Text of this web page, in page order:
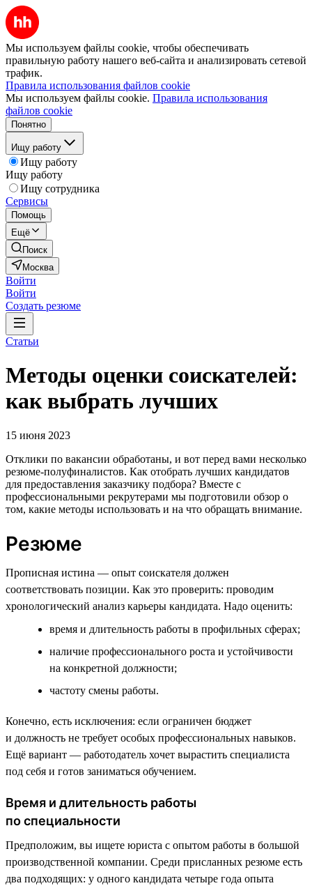
Мы используем файлы cookie, чтобы обеспечивать
правильную работу нашего веб-сайта и анализировать сетевой
трафик.
Правила использования файлов cookie
Мы используем файлы cookie. Правила использования
файлов cookie
Понятно
Ищу работу
Ищу работу
Ищу работу
Ищу сотрудника
Сервисы
Помощь
Ещё
Поиск
Москва
Войти
Войти
Создать резюме
Статьи
Методы оценки соискателей:
как выбрать лучших
15 июня 2023
Отклики по вакансии обработаны, и вот перед вами несколько
резюме-полуфиналистов. Как отобрать лучших кандидатов
для предоставления заказчику подбора? Вместе с
профессиональными рекрутерами мы подготовили обзор о
том, какие методы использовать и на что обращать внимание.
Резюме
Прописная истина — опыт соискателя должен
соответствовать позиции. Как это проверить: проводим
хронологический анализ карьеры кандидата. Надо оценить:
время и длительность работы в профильных сферах;
наличие профессионального роста и устойчивости
на конкретной должности;
частоту смены работы.
Конечно, есть исключения: если ограничен бюджет
и должность не требует особых профессиональных навыков.
Ещё вариант — работодатель хочет вырастить специалиста
под себя и готов заниматься обучением.
Время и длительность работы
по специальности
Предположим, вы ищете юриста с опытом работы в большой
производственной компании. Среди присланных резюме есть
два подходящих: у одного кандидата четыре года опыта